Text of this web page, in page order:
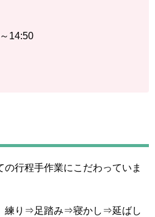
14:50
行程手作業にこだわっていま
練り⇒足踏み⇒寝かし⇒延ばし